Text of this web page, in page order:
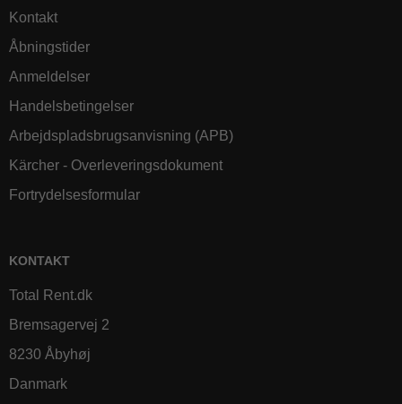
Kontakt
Åbningstider
Anmeldelser
Handelsbetingelser
Arbejdspladsbrugsanvisning (APB)
Kärcher - Overleveringsdokument
Fortrydelsesformular
KONTAKT
Total Rent.dk
Bremsagervej 2
8230 Åbyhøj
Danmark